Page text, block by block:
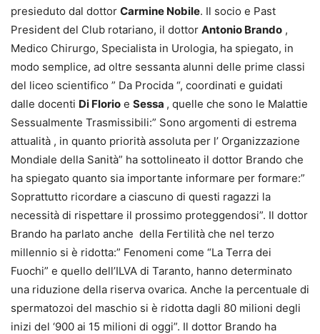
presieduto dal dottor Carmine Nobile. Il socio e Past
President del Club rotariano, il dottor Antonio Brando ,
Medico Chirurgo, Specialista in Urologia, ha spiegato, in
modo semplice, ad oltre sessanta alunni delle prime classi
del liceo scientifico ” Da Procida “, coordinati e guidati
dalle docenti Di Florio e Sessa , quelle che sono le Malattie
Sessualmente Trasmissibili:” Sono argomenti di estrema
attualità , in quanto priorità assoluta per l’ Organizzazione
Mondiale della Sanità” ha sottolineato il dottor Brando che
ha spiegato quanto sia importante informare per formare:”
Soprattutto ricordare a ciascuno di questi ragazzi la
necessità di rispettare il prossimo proteggendosi”. Il dottor
Brando ha parlato anche della Fertilità che nel terzo
millennio si è ridotta:” Fenomeni come “La Terra dei
Fuochi” e quello dell’ILVA di Taranto, hanno determinato
una riduzione della riserva ovarica. Anche la percentuale di
spermatozoi del maschio si è ridotta dagli 80 milioni degli
inizi del ‘900 ai 15 milioni di oggi”. Il dottor Brando ha